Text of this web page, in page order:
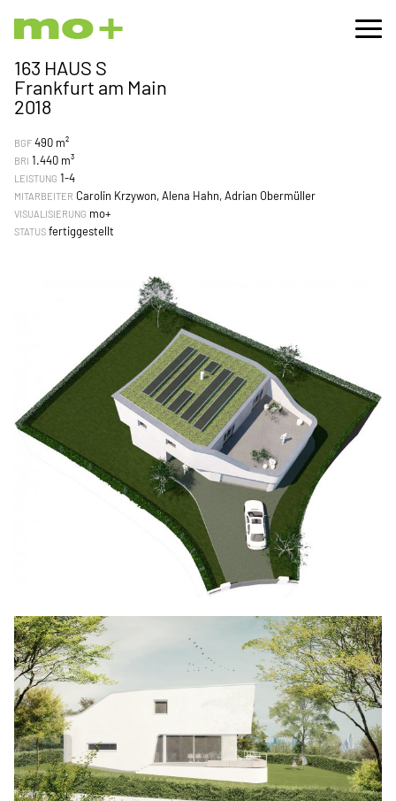
163 HAUS S
Frankfurt am Main
2018
BGF 490 m²
BRI 1.440 m³
LEISTUNG 1-4
MITARBEITER Carolin Krzywon, Alena Hahn, Adrian Obermüller
VISUALISIERUNG mo+
STATUS fertiggestellt